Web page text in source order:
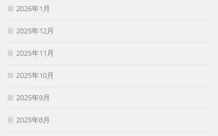
2026年1月
2025年12月
2025年11月
2025年10月
2025年9月
2025年8月